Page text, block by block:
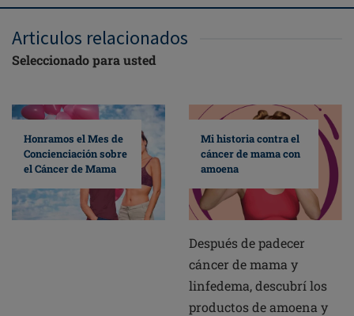
Articulos relacionados
Seleccionado para usted
Honramos el Mes de
Concienciación sobre
el Cáncer de Mama
Mi historia contra el
cáncer de mama con
amoena
Después de padecer
cáncer de mama y
linfedema, descubrí los
productos de amoena y